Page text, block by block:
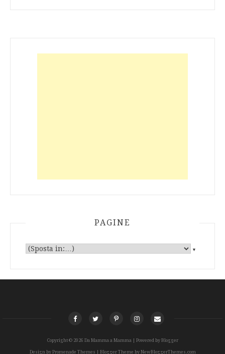
PAGINE
▼
Copyright © 2026 Da Mamma a Mamma | Powered by Blogger
Design by Promenade Themes | Blogger Theme by NewBloggerThemes.com